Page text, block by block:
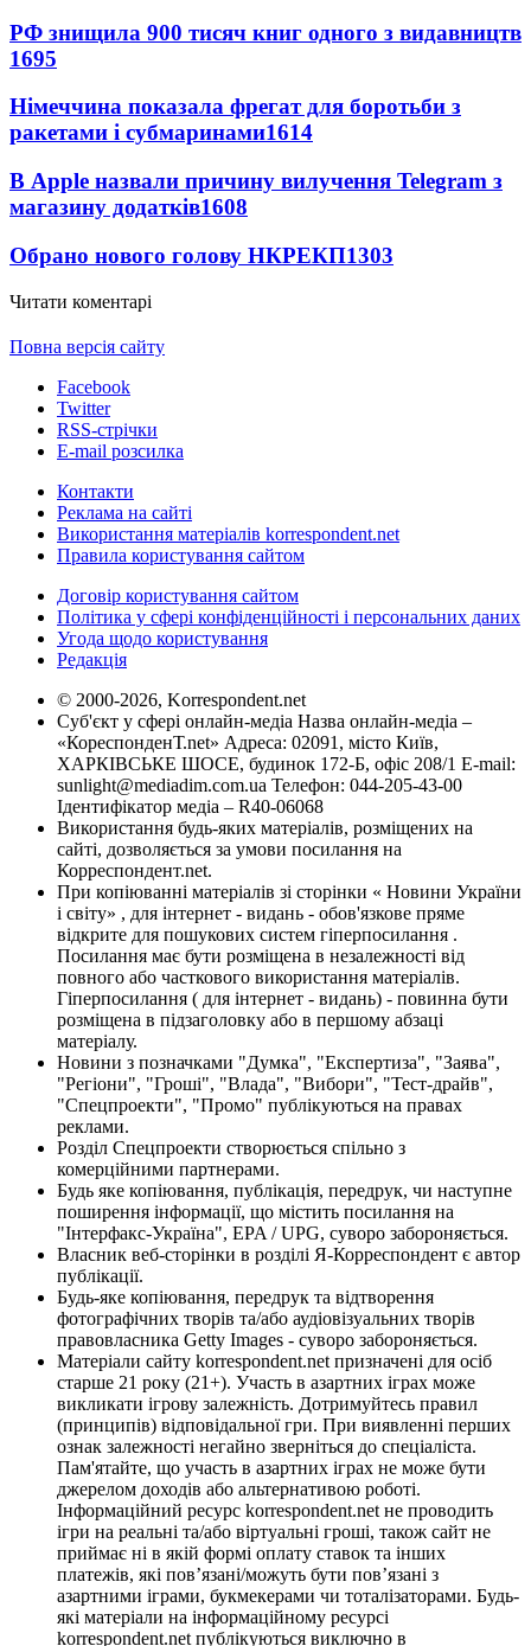
РФ знищила 900 тисяч книг одного з видавництв
1695
Німеччина показала фрегат для боротьби з
ракетами і субмаринами1614
В Apple назвали причину вилучення Telegram з
магазину додатків1608
Обрано нового голову НКРЕКП1303
Читати коментарі
Повна версія сайту
Facebook
Twitter
RSS-стрічки
E-mail розсилка
Контакти
Реклама на сайті
Використання матеріалів korrespondent.net
Правила користування сайтом
Договір користування сайтом
Політика у сфері конфіденційності і персональних даних
Угода щодо користування
Редакція
© 2000-2026, Korrespondent.net
Суб'єкт у сфері онлайн-медіа Назва онлайн-медіа –
«КореспонденТ.net» Адреса: 02091, місто Київ,
ХАРКІВСЬКЕ ШОСЕ, будинок 172-Б, офіс 208/1 E-mail:
sunlight@mediadim.com.ua Телефон: 044-205-43-00
Ідентифікатор медіа – R40-06068
Використання будь-яких матеріалів, розміщених на
сайті, дозволяється за умови посилання на
Корреспондент.net.
При копіюванні матеріалів зі сторінки « Новини України
і світу» , для інтернет - видань - обов'язкове пряме
відкрите для пошукових систем гіперпосилання .
Посилання має бути розміщена в незалежності від
повного або часткового використання матеріалів.
Гіперпосилання ( для інтернет - видань) - повинна бути
розміщена в підзаголовку або в першому абзаці
матеріалу.
Новини з позначками "Думка", "Експертиза", "Заява",
"Регіони", "Гроші", "Влада", "Вибори", "Тест-драйв",
"Спецпроекти", "Промо" публікуються на правах
реклами.
Розділ Спецпроекти створюється спільно з
комерційними партнерами.
Будь яке копіювання, публікація, передрук, чи наступне
поширення інформації, що містить посилання на
"Інтерфакс-Україна", EPA / UPG, суворо забороняється.
Власник веб-сторінки в розділі Я-Корреспондент є автор
публікації.
Будь-яке копіювання, передрук та відтворення
фотографічних творів та/або аудіовізуальних творів
правовласника Getty Images - суворо забороняється.
Матеріали сайту korrespondent.net призначені для осіб
старше 21 року (21+). Участь в азартних іграх може
викликати ігрову залежність. Дотримуйтесь правил
(принципів) відповідальної гри. При виявленні перших
ознак залежності негайно зверніться до спеціаліста.
Пам'ятайте, що участь в азартних іграх не може бути
джерелом доходів або альтернативою роботі.
Інформаційний ресурс korrespondent.net не проводить
ігри на реальні та/або віртуальні гроші, також сайт не
приймає ні в якій формі оплату ставок та інших
платежів, які пов’язані/можуть бути пов’язані з
азартними іграми, букмекерами чи тоталізаторами. Будь-
які матеріали на інформаційному ресурсі
korrespondent.net публікуються виключно в